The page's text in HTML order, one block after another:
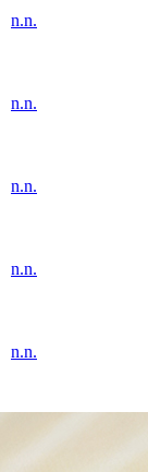
n.n.
n.n.
n.n.
n.n.
n.n.